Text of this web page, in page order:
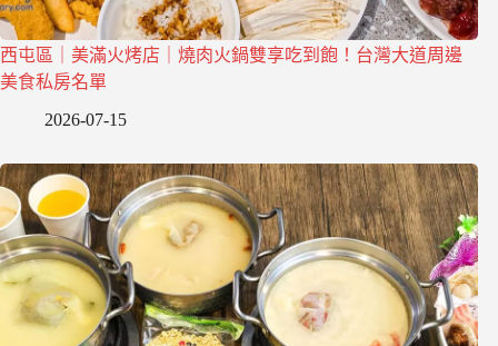
西屯區｜美滿火烤店｜燒肉火鍋雙享吃到飽！台灣大道周邊
美食私房名單
2026-07-15